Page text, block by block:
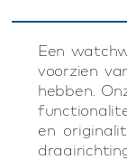
Een
voorzien
hebben.
en